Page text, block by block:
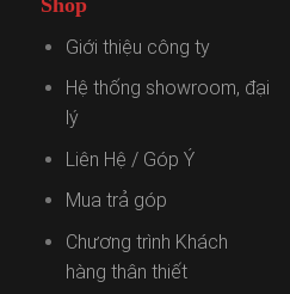
Giới thiệu công ty
Hệ thống showroom, đại
lý
Liên Hệ / Góp Ý
Mua trả góp
Chương trình Khách
hàng thân thiết